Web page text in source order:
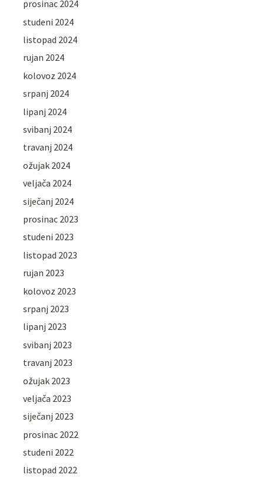
prosinac 2024
studeni 2024
listopad 2024
rujan 2024
kolovoz 2024
srpanj 2024
lipanj 2024
svibanj 2024
travanj 2024
ožujak 2024
veljača 2024
siječanj 2024
prosinac 2023
studeni 2023
listopad 2023
rujan 2023
kolovoz 2023
srpanj 2023
lipanj 2023
svibanj 2023
travanj 2023
ožujak 2023
veljača 2023
siječanj 2023
prosinac 2022
studeni 2022
listopad 2022